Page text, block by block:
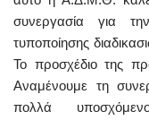
συνεργασία για
τυποποίησης
Το προσχέδιο της
Αναμένουμε τη
πολλά